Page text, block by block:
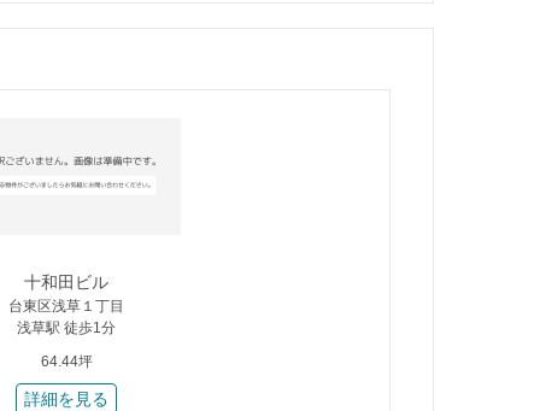
十和田ビル
台東区浅草１丁目
浅草駅 徒歩1分
64.44坪
詳細を見る